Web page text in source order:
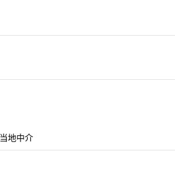
地中介